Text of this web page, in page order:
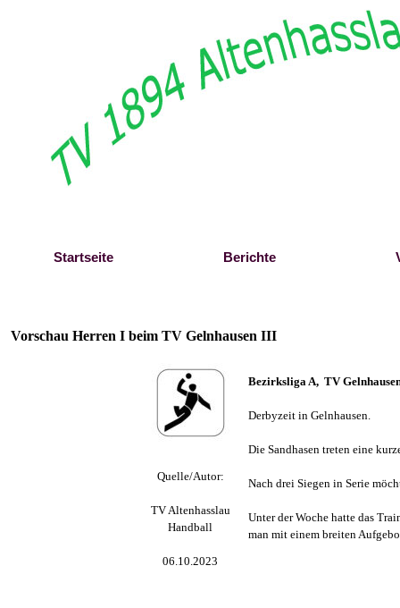
Startseite Berichte
Vorschau Herren I beim TV Gelnhausen III
Quelle/Autor:
TV Altenhasslau
Handball
06.10.2023
Bezirksliga A, TV
Derbyzeit in Gelnhausen.
Die Sandhasen treten eine
Nach drei Siegen in Serie
Unter der Woche hatte das
man mit einem breiten